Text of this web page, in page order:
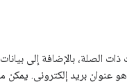
الصلة، بالإضافة إلى
عنوان بريد إلكتروني. يمكن